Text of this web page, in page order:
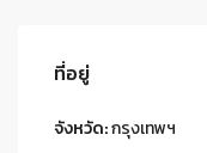
ที่อยู่
จังหวัด:กรุงเทพฯ